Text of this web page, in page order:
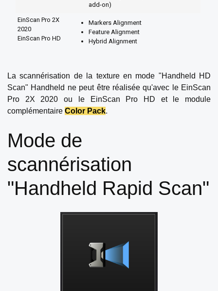
add-on)
EinScan Pro 2X
2020
EinScan Pro HD
Markers Alignment
Feature Alignment
Hybrid Alignment
La scannérisation de la texture en mode "Handheld HD
Scan" Handheld ne peut être réalisée qu'avec le EinScan
Pro 2X 2020 ou le EinScan Pro HD et le module
complémentaire Color Pack.
Mode de
scannérisation
"Handheld Rapid Scan"